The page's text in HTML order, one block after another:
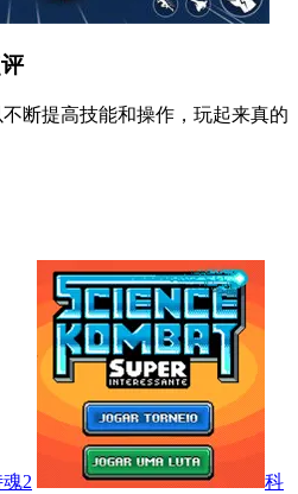
断提高技能和操作，玩起来真的
2 科